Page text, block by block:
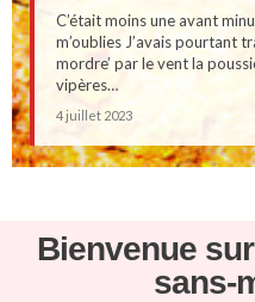
C’était moins une avant
m’oublies J’avais pourtant
mordre’ par le vent la
vipères…
4 juillet 2023
Bienvenue
sans-